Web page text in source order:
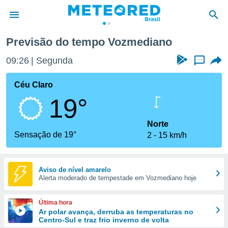
da
fornecidas
a este
das
e
forma
digital
Previsão do tempo Vozmediano
09:26 Segunda ...
Céu Claro
19°
Sensação de 19°
Norte
2
15 km/h
Aviso de nível amarelo
Alerta moderado de tempestade em Vozmediano hoje
Última hora
Ar polar avança, derruba as temperaturas no
Centro-Sul e traz frio inverno de volta